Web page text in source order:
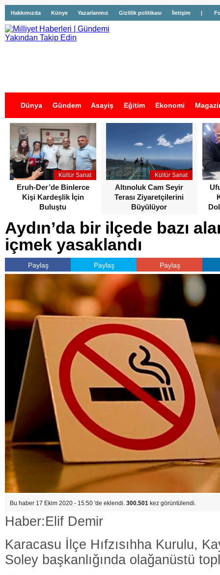
Hakkımızda Künye Yazarlarımız Gizlilik politikası İletişim |
Dünya Gündem Asayiş Eğitim Ekonomi
İş İlanları
Kültür Sanat
Eruh-Der’de Binlerce
Kişi Kardeşlik İçin
Buluştu
Kültür Sanat
Altınoluk Cam Seyir
Terası Ziyaretçilerini
Büyülüyor
Aydın’da bir ilçede bazı
içmek yasaklandı
Paylaş Paylaş Paylaş
Bu haber 17 Ekim 2020 - 15:50 'de eklendi. 300.501 kez görüntülendi.
Haber:Elif Demir
Karacasu İlçe Hıfzısıhha Kurulu,
Soley başkanlığında olağanüstü